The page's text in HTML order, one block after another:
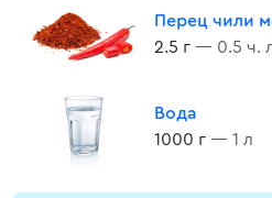
Перец чили
2.5 г — 0.5 ч.
Вода
1000 г — 1 л